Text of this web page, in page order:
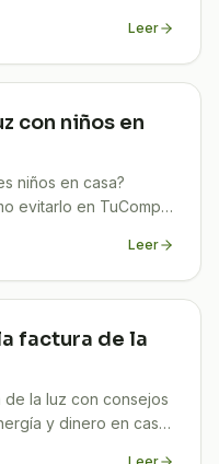
Leer
con niños en
niños en casa?
evitarlo en TuCompi.
Leer
factura de la
la luz con consejos
y dinero en casa